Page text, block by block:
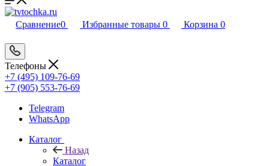
Сравнение0 Избранные товары 0 Корзина 0
Телефоны
+7 (495) 109-76-69
+7 (905) 553-76-69
Telegram
WhatsApp
Каталог
Назад
Каталог